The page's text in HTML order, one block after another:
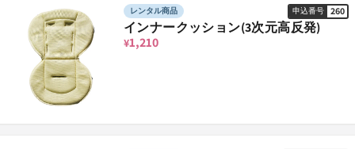
レンタル商品 申込番号 260
インナークッション(3次元高反発)
¥1,210